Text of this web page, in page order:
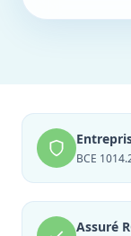
BCE
Assuré